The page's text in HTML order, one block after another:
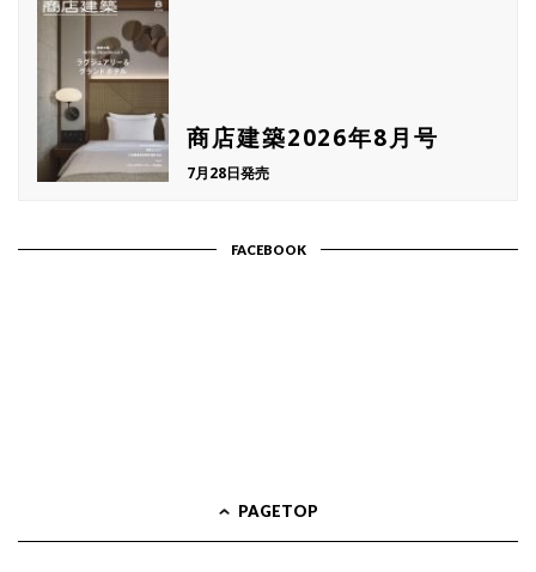
商店建築2026年8月号
7月28日発売
FACEBOOK
PAGETOP